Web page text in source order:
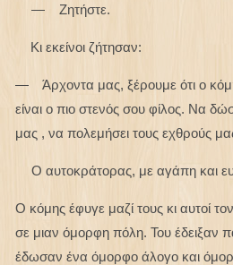
— Ζητήστε.
Κι εκείνοι ζήτησαν:
— Άρχοντα μας, ξέρουμε ότι ο
είναι ο πιο στενός σου φίλος. Να
μας , να πολεμήσει τους εχθρούς
Ο αυτοκράτορας, με αγάπη και
Ο κόμης έφυγε μαζί τους κι αυτοί
σε μιαν όμορφη πόλη. Του έδειξαν
έδωσαν ένα όμορφο άλογο και